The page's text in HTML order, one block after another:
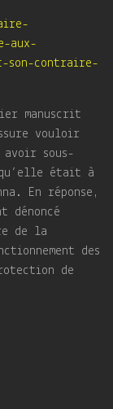
aux-
son-contraire-
manuscrit
vouloir
avoir sous-
était à
En réponse,
dénoncé
de la
des
de